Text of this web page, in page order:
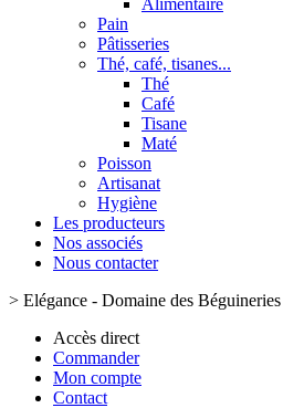
Alimentaire
Pain
Pâtisseries
Thé, café, tisanes...
Thé
Café
Tisane
Maté
Poisson
Artisanat
Hygiène
Les producteurs
Nos associés
Nous contacter
> Elégance - Domaine des Béguineries
Accès direct
Commander
Mon compte
Contact